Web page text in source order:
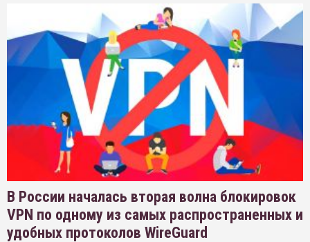
В России началась вторая волна блокировок
VPN по одному из самых распространенных и
удобных протоколов WireGuard